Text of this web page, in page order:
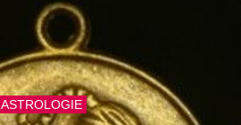
ASTROLOGIE